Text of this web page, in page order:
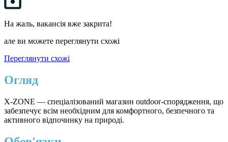
На жаль, вакансія вже закрита!
але ви можете переглянути схожі
Переглянути схожі
Огляд
X-ZONE — спеціалізований магазин outdoor-спорядження, що
забезпечує всім необхідним для комфортного, безпечного та
активного відпочинку на природі.